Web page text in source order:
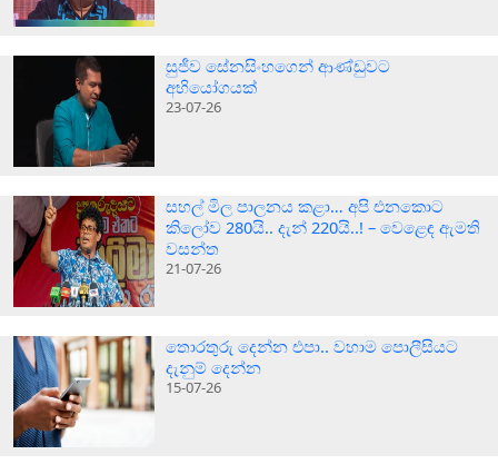
සුජීව සේනසිංහගෙන් ආණ්ඩුවට
අභියෝගයක්
23-07-26
සහල් මිල පාලනය කළා… අපි එනකොට
කිලෝව 280යි.. දැන් 220යි..! – වෙළෙඳ ඇමති
වසන්ත
21-07-26
තොරතුරු දෙන්න එපා.. වහාම පොලීසියට
දැනුම් දෙන්න
15-07-26